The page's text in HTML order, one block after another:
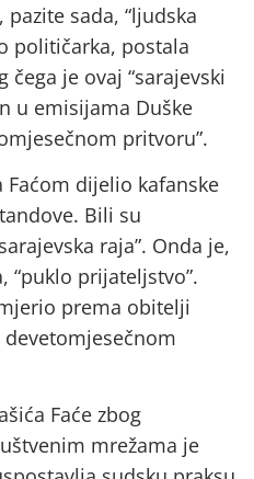
sada, “ljudska
političarka, postala
čega je ovaj “sarajevski
u emisijama Duške
pritvoru”.
Faćom dijelio kafanske
Bili su
raja”. Onda je,
“puklo prijateljstvo”.
prema obitelji
devetomjesečnom
Faće zbog
mrežama je